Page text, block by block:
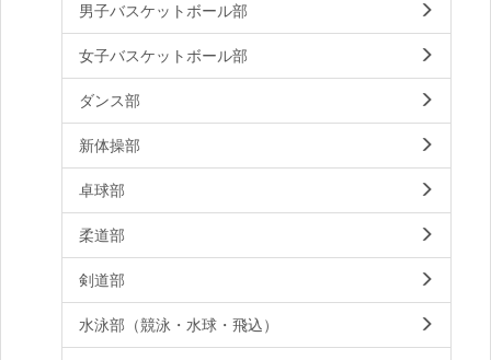
男子バスケットボール部
女子バスケットボール部
ダンス部
新体操部
卓球部
柔道部
剣道部
水泳部（競泳・水球・飛込）